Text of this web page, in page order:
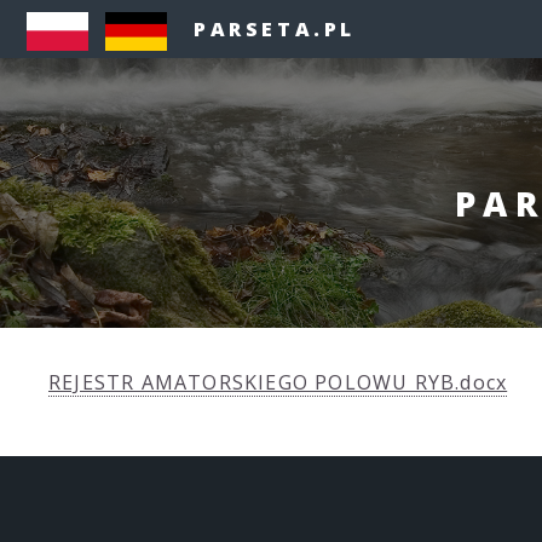
PARSETA.PL
REJESTR AMATORSKIEGO POLOWU RYB.docx